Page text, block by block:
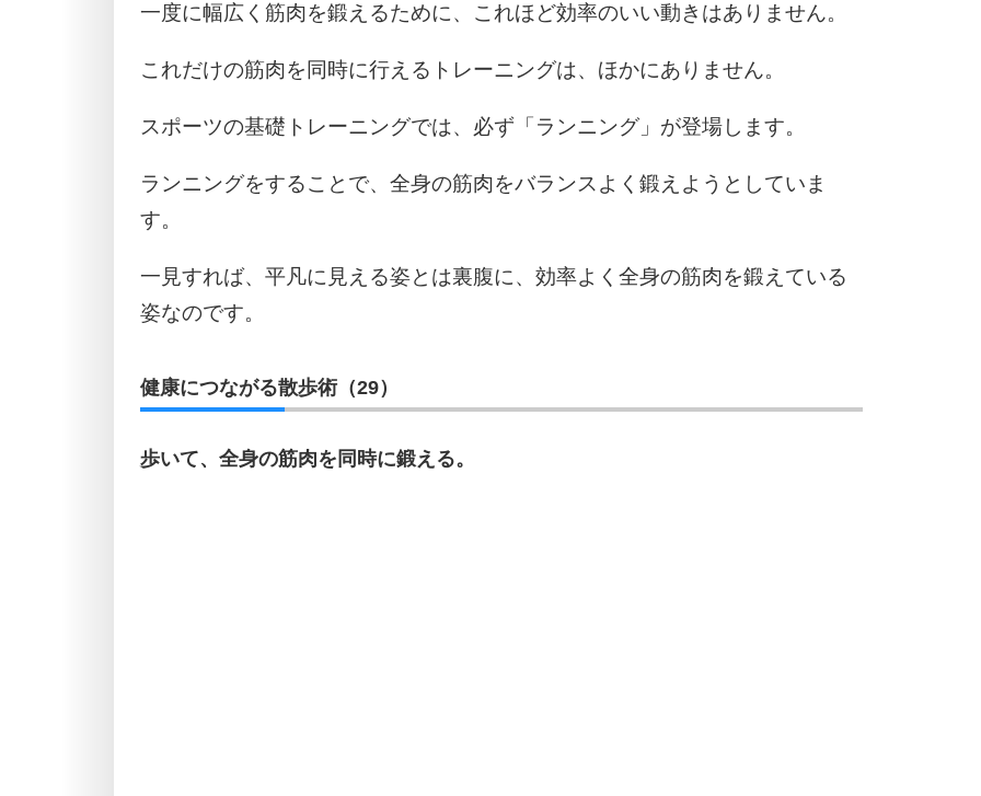
一度に幅広く筋肉を鍛えるために、これほど効率のいい動きはありません。
これだけの筋肉を同時に行えるトレーニングは、ほかにありません。
スポーツの基礎トレーニングでは、必ず「ランニング」が登場します。
ランニングをすることで、全身の筋肉をバランスよく鍛えようとしていま
す。
一見すれば、平凡に見える姿とは裏腹に、効率よく全身の筋肉を鍛えている
姿なのです。
健康につながる散歩術（29）
歩いて、全身の筋肉を同時に鍛える。